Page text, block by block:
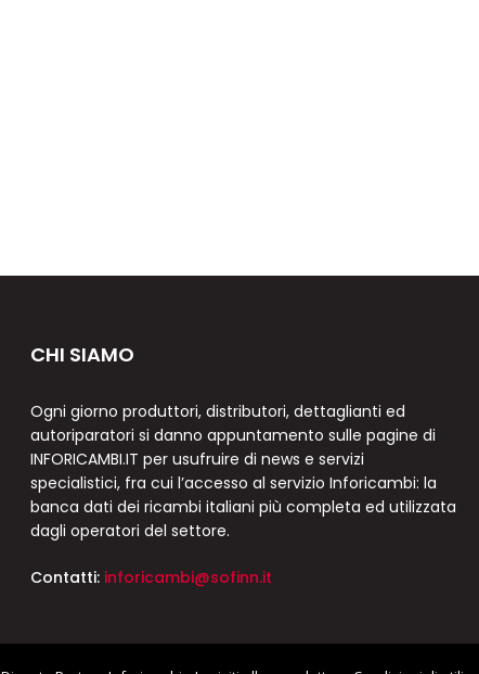
CHI SIAMO
Ogni giorno produttori, distributori, dettaglianti ed
autoriparatori si danno appuntamento sulle pagine di
INFORICAMBI.IT per usufruire di news e servizi
specialistici, fra cui l’accesso al servizio Inforicambi: la
banca dati dei ricambi italiani più completa ed utilizzata
dagli operatori del settore.
Contatti: inforicambi@sofinn.it